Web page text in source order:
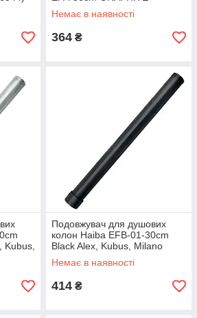
(CH6545)
Немає в наявності
364 ₴
Kubus,
Подовжувач для душових
колон Haiba EFB-01-30cm
Black Alex, Kubus, Milano
(колір чорний) (HB9683)
Немає в наявності
414 ₴